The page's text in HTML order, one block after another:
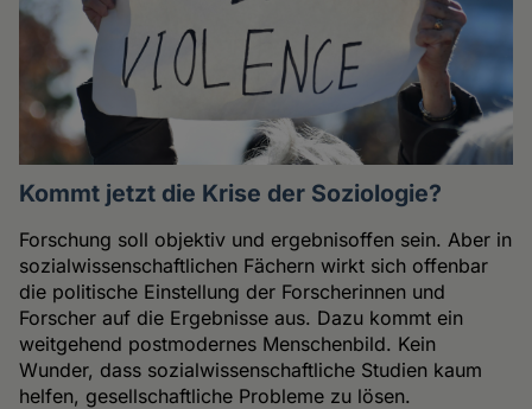
Kommt jetzt die Krise der Soziologie?
Forschung soll objektiv und ergebnisoffen sein. Aber in
sozialwissenschaftlichen Fächern wirkt sich offenbar
die politische Einstellung der Forscherinnen und
Forscher auf die Ergebnisse aus. Dazu kommt ein
weitgehend postmodernes Menschenbild. Kein
Wunder, dass sozialwissenschaftliche Studien kaum
helfen, gesellschaftliche Probleme zu lösen.